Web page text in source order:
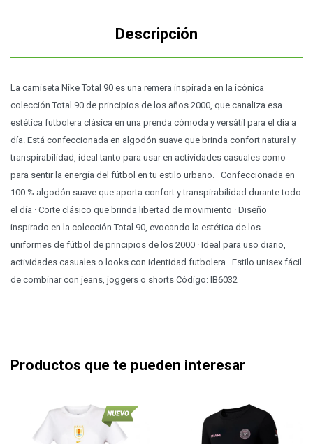
Descripción
La camiseta Nike Total 90 es una remera inspirada en la icónica
colección Total 90 de principios de los años 2000, que canaliza esa
estética futbolera clásica en una prenda cómoda y versátil para el día a
día. Está confeccionada en algodón suave que brinda confort natural y
transpirabilidad, ideal tanto para usar en actividades casuales como
para sentir la energía del fútbol en tu estilo urbano. · Confeccionada en
100 % algodón suave que aporta confort y transpirabilidad durante todo
el día · Corte clásico que brinda libertad de movimiento · Diseño
inspirado en la colección Total 90, evocando la estética de los
uniformes de fútbol de principios de los 2000 · Ideal para uso diario,
actividades casuales o looks con identidad futbolera · Estilo unisex fácil
de combinar con jeans, joggers o shorts Código: IB6032
Productos que te pueden interesar